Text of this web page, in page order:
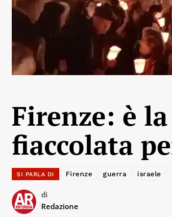
Firenze: è
fiaccolata
SI PARLA DI Firenze guerra israele
di
Redazione